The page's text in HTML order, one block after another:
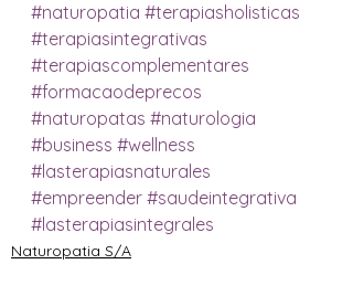
#naturopatia #terapiasholisticas
#terapiasintegrativas
#terapiascomplementares
#formacaodeprecos
#naturopatas #naturologia
#business #wellness
#lasterapiasnaturales
#empreender #saudeintegrativa
#lasterapiasintegrales
Naturopatia S/A